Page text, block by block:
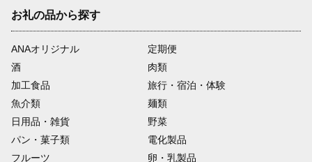
お礼の品から探す
ANAオリジナル
定期便
酒
肉類
加工食品
旅行・宿泊・体験
魚介類
麺類
日用品・雑貨
野菜
パン・菓子類
電化製品
フルーツ
卵・乳製品